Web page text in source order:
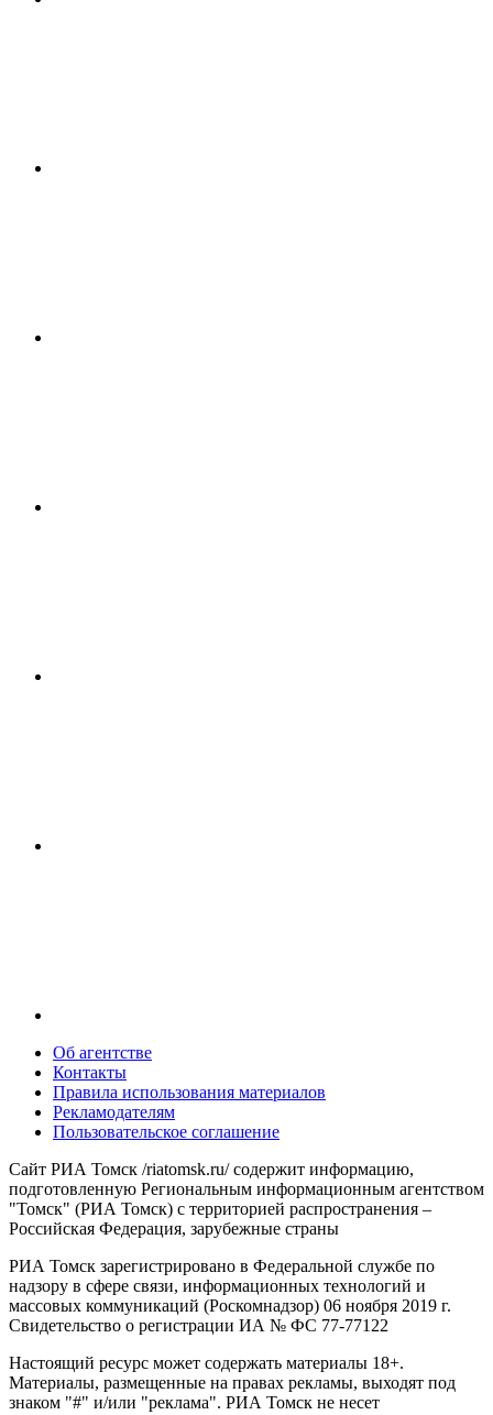
Об агентстве
Контакты
Правила использования материалов
Рекламодателям
Пользовательское соглашение
Сайт РИА Томск /riatomsk.ru/ содержит информацию,
подготовленную Региональным информационным агентством
"Томск" (РИА Томск) с территорией распространения –
Российская Федерация, зарубежные страны
РИА Томск зарегистрировано в Федеральной службе по
надзору в сфере связи, информационных технологий и
массовых коммуникаций (Роскомнадзор) 06 ноября 2019 г.
Свидетельство о регистрации ИА № ФС 77-77122
Настоящий ресурс может содержать материалы 18+.
Материалы, размещенные на правах рекламы, выходят под
знаком "#" и/или "реклама". РИА Томск не несет